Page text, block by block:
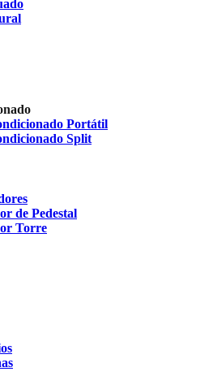
Portátil
Split
de Pedestal
Torre